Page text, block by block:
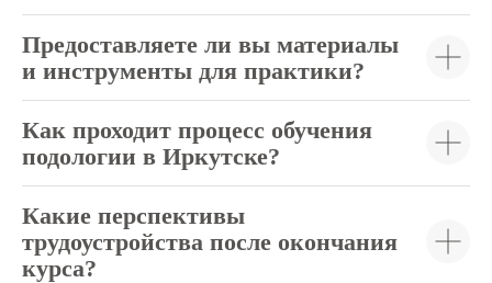
Предоставляете ли вы материалы
и инструменты для практики?
Как проходит процесс обучения
подологии в Иркутске?
Какие перспективы
трудоустройства после окончания
курса?